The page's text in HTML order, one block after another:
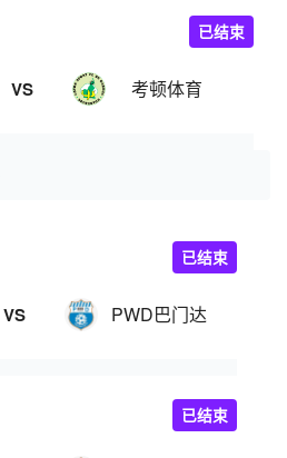
VS 考顿体育
已结束
VS PWD巴门达
已结束
已结束